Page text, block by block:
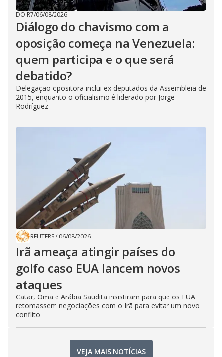
DO R7/06/08/2026
Diálogo do chavismo com a
oposição começa na Venezuela:
quem participa e o que será
debatido?
Delegação opositora inclui ex-deputados da Assembleia de
2015, enquanto o oficialismo é liderado por Jorge
Rodríguez
REUTERS/ 06/08/2026
Irã ameaça atingir países do
golfo caso EUA lancem novos
ataques
Catar, Omã e Arábia Saudita insistiram para que os EUA
retomassem negociações com o Irã para evitar um novo
conflito
VEJA MAIS NOTÍCIAS